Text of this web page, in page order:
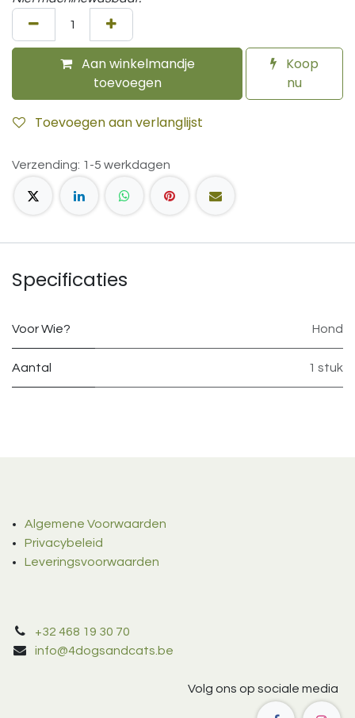
Aan winkelmandje
toevoegen
Koop
nu
Toevoegen aan verlanglijst
Verzending: 1-5 werkdagen
Specificaties
Voor Wie? Hond
Aantal 1 stuk
Algemene Voorwaarden
Privacybeleid
Leveringsvoorwaarden
+32 468 19 30 70
info@4dogsandcats.be
Volg ons op sociale media